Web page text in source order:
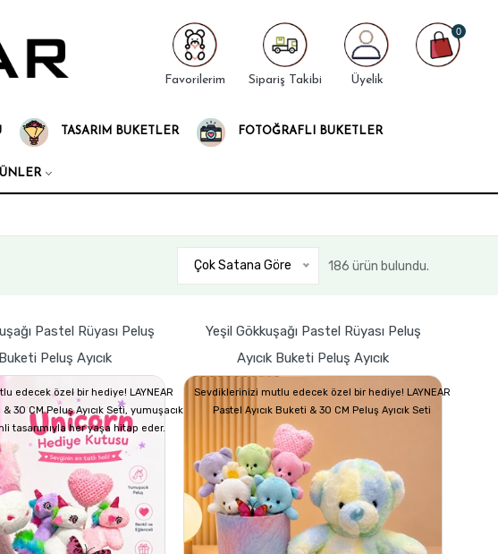
Favorilerim Sipariş Takibi Üyelik
0
TASARIM BUKETLER FOTOĞRAFLI BUKETLER
Çok Satana Göre 186 ürün bulundu.
Pastel Rüyası Peluş
Peluş Ayıcık
edecek özel bir hediye! LAYNEAR
& 30 CM Peluş Ayıcık Seti, yumuşacık
tasarımıyla her yaşa hitap eder.
Yeşil Gökkuşağı Pastel Rüyası Peluş
Ayıcık Buketi Peluş Ayıcık
Sevdiklerinizi mutlu edecek özel bir hediye! LAYNEAR
Pastel Ayıcık Buketi & 30 CM Peluş Ayıcık Seti